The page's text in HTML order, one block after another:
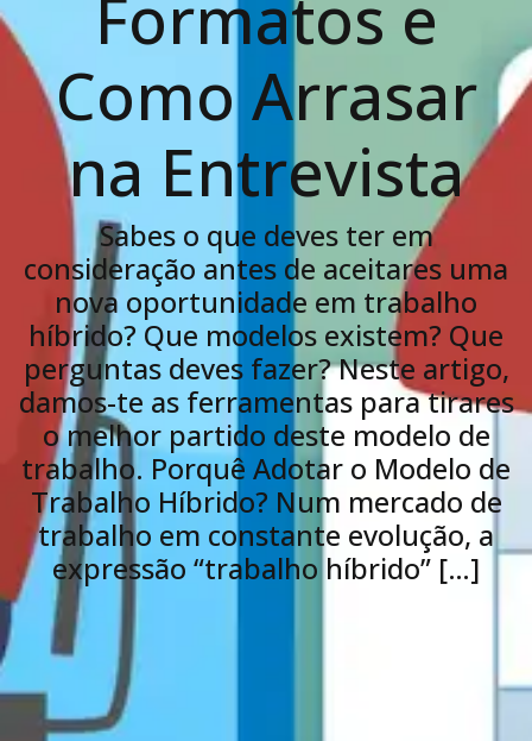
Formatos e
Como Arrasar
na Entrevista
Sabes o que deves ter em
consideração antes de aceitares uma
nova oportunidade em trabalho
híbrido? Que modelos existem? Que
perguntas deves fazer? Neste artigo,
damos-te as ferramentas para tirares
o melhor partido deste modelo de
trabalho. Porquê Adotar o Modelo de
Trabalho Híbrido? Num mercado de
trabalho em constante evolução, a
expressão “trabalho híbrido” […]